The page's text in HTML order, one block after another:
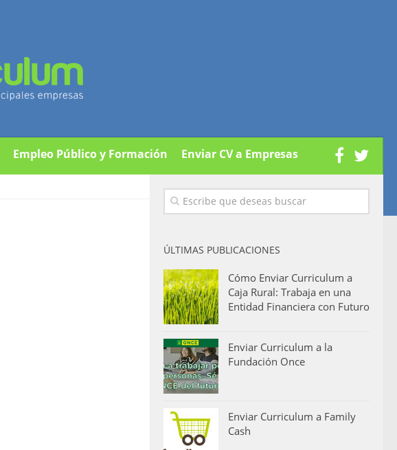
Empleo Público y Formación Enviar CV a Empresas
ÚLTIMAS PUBLICACIONES
Cómo Enviar Curriculum a
Caja Rural: Trabaja en una
Entidad Financiera con Futuro
Enviar Curriculum a la
Fundación Once
Enviar Curriculum a Family
Cash